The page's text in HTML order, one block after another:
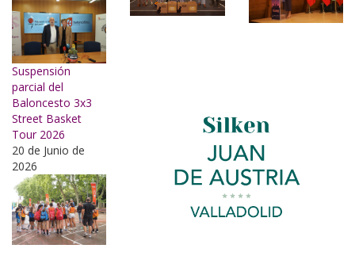
Suspensión
parcial del
Baloncesto 3x3
Street Basket
Tour 2026
20 de Junio de
2026